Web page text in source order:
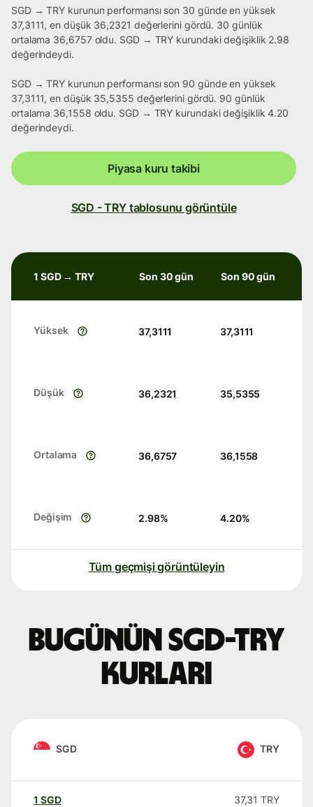
SGD → TRY kurunun performansı son 30 günde en yüksek
37,3111, en düşük 36,2321 değerlerini gördü. 30 günlük
ortalama 36,6757 oldu. SGD → TRY kurundaki değişiklik 2.98
değerindeydi.
SGD → TRY kurunun performansı son 90 günde en yüksek
37,3111, en düşük 35,5355 değerlerini gördü. 90 günlük
ortalama 36,1558 oldu. SGD → TRY kurundaki değişiklik 4.20
değerindeydi.
Piyasa kuru takibi
SGD - TRY tablosunu görüntüle
1 SGD → TRY Son 30 gün Son 90 gün
Yüksek 37,3111 37,3111
Düşük 36,2321 35,5355
Ortalama 36,6757 36,1558
Değişim 2.98% 4.20%
Tüm geçmişi görüntüleyin
Bugünün SGD-TRY
kurları
SGD TRY
1 SGD 37,31 TRY